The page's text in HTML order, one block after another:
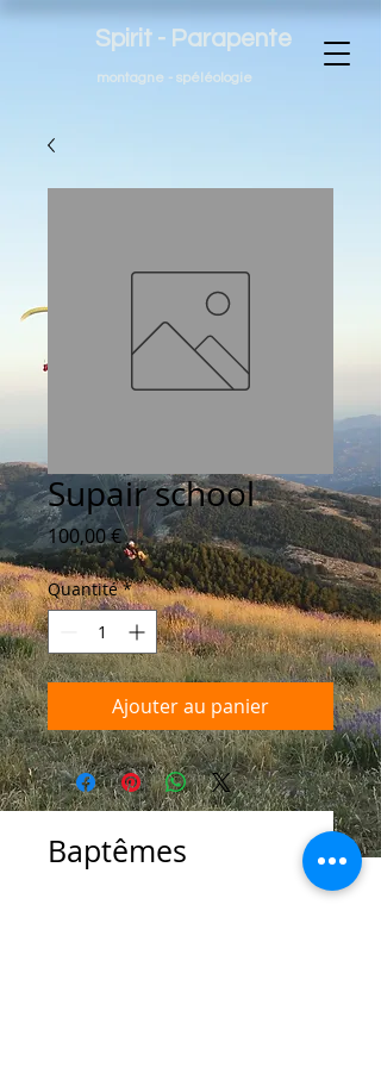
montagne - spéléologie
Spirit - Parapente
Supair school
100,00 €Prix
Quantité *
Ajouter au panier
Baptêmes